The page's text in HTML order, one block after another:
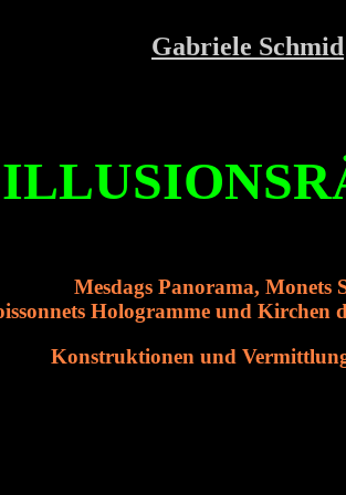
Gabriele Schmid
Mesdags Panorama, Monets
Hologramme und Kirchen
Konstruktionen und